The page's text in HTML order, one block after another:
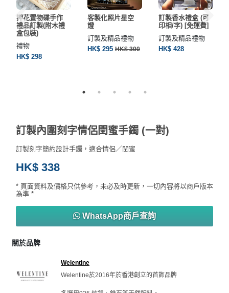
押花置物碟手作
禮品訂製(附木禮
盒包裝)
禮物
HK$ 298
客製化照片星空
燈
訂製及精品禮物
HK$ 295 HK$ 300
訂製香水禮盒 (可
印相/字) [免運費]
訂製及精品禮物
HK$ 428
訂製內圍刻字情侶閏蜜手鐲 (一對)
訂製刻字簡約設計手鐲，適合情侶／閏蜜
HK$ 338
* 頁面資料及價格只供參考，未必及時更新，一切內容將以商戶版本
為準 *
WhatsApp商戶查詢
關於品牌
Welentine
Welentine於2016年於香港創立的首飾品牌